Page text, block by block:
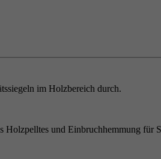
im Holzbereich durch.
und Einbruchhemmung für